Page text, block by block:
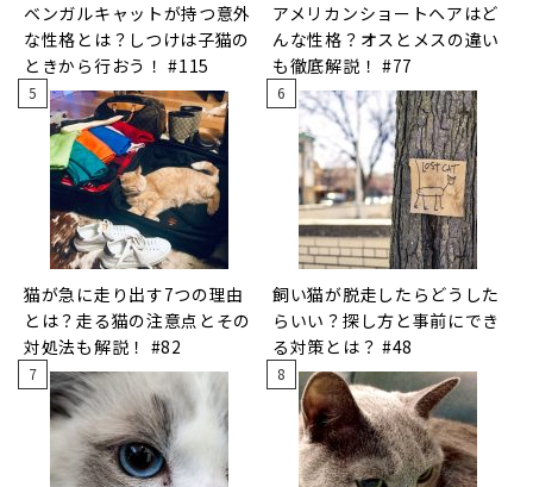
ベンガルキャットが持つ意外
な性格とは？しつけは子猫の
ときから行おう！ #115
アメリカンショートヘアはど
んな性格？オスとメスの違い
も徹底解説！ #77
猫が急に走り出す7つの理由
とは？走る猫の注意点とその
対処法も解説！ #82
飼い猫が脱走したらどうした
らいい？探し方と事前にでき
る対策とは？ #48